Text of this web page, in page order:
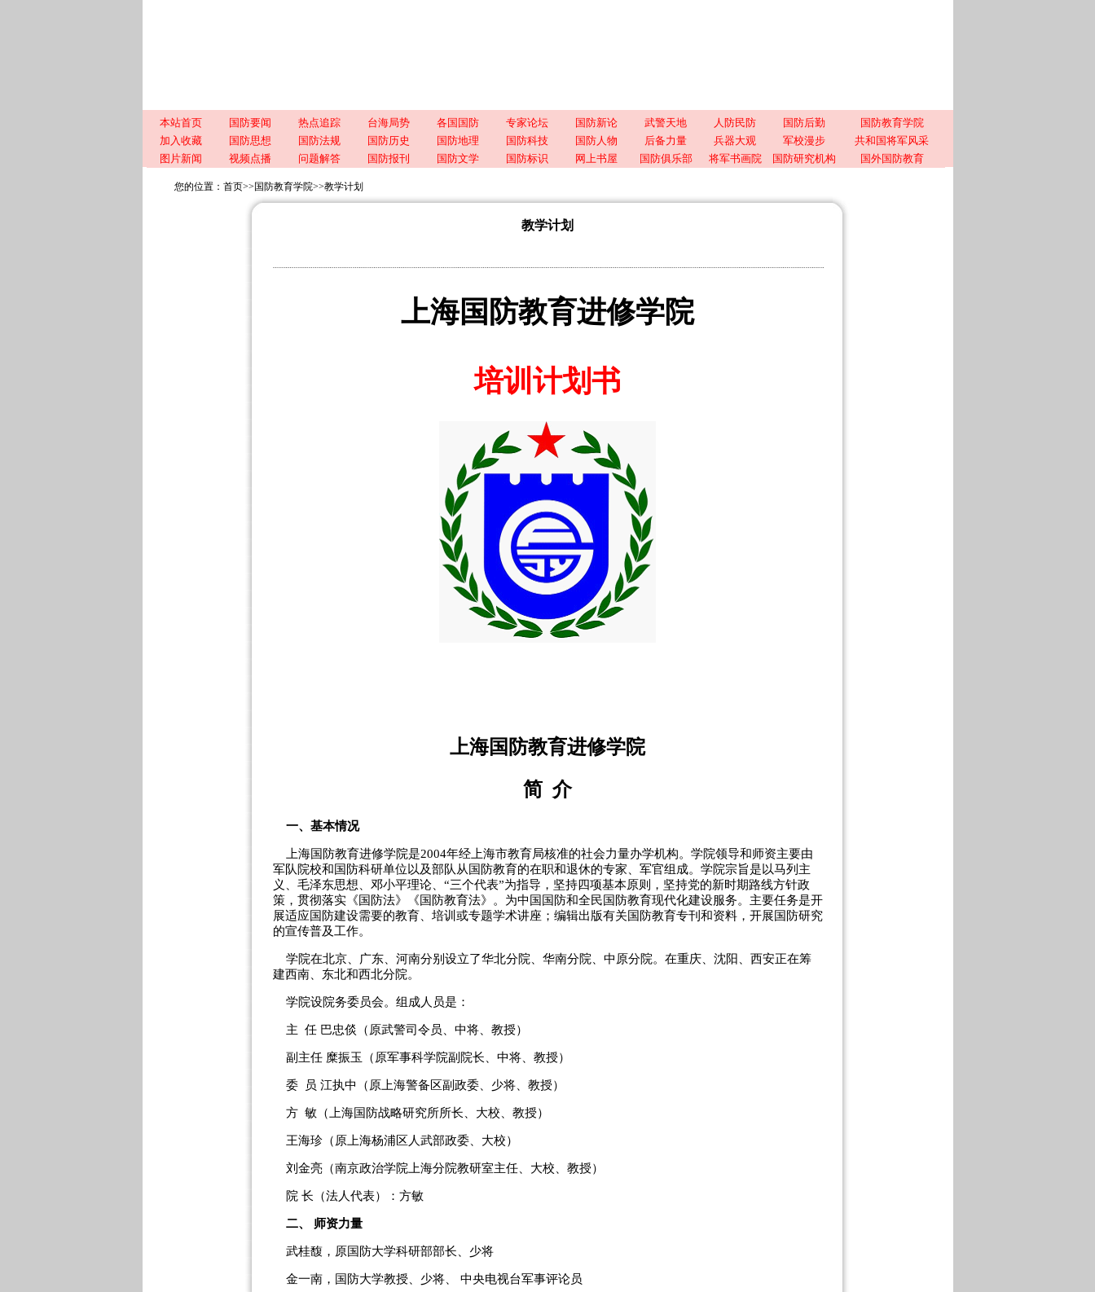
本站首页 国防要闻 热点追踪 台海局势 各国国防 专家论坛 国防新论 武警天地 人防民防 国防后勤
国防教育学院
加入收藏
国防思想 国防法规 国防历史 国防地理 国防科技 国防人物 后备力量 兵器大观 军校漫步
共和国将军风采
图片新闻
视频点播 问题解答 国防报刊 国防文学 国防标识 网上书屋 国防俱乐部 将军书画院 国防研究机构 国外国防教育
您的位置： 首页>> 国防教育学院>>教学计划
教学计划
上海国防教育进修学院
培训计划书
上海国防教育进修学院
简 介
一、基本情况
上海国防教育进修学院是2004年经上海市教育局核准的社会力量办学机构。学院领导和师资主要由
军队院校和国防科研单位以及部队从国防教育的在职和退休的专家、军官组成。学院宗旨是以马列主
义、毛泽东思想、邓小平理论、“三个代表”为指导，坚持四项基本原则，坚持党的新时期路线方针政
策，贯彻落实《国防法》《国防教育法》。为中国国防和全民国防教育现代化建设服务。主要任务是开
展适应国防建设需要的教育、培训或专题学术讲座；编辑出版有关国防教育专刊和资料，开展国防研究
的宣传普及工作。
学院在北京、广东、河南分别设立了华北分院、华南分院、中原分院。在重庆、沈阳、西安正在筹
建西南、东北和西北分院。
学院设院务委员会。组成人员是：
主 任 巴忠倓（原武警司令员、中将、教授）
副主任 糜振玉（原军事科学院副院长、中将、教授）
委 员 江执中（原上海警备区副政委、少将、教授）
方 敏（上海国防战略研究所所长、大校、教授）
王海珍（原上海杨浦区人武部政委、大校）
刘金亮（南京政治学院上海分院教研室主任、大校、教授）
院 长（法人代表）：方敏
二、 师资力量
武桂馥，原国防大学科研部部长、少将
金一南，国防大学教授、少将、 中央电视台军事评论员